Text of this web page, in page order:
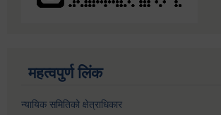
महत्वपुर्ण लिंक
न्यायिक समितिको क्षेत्राधिकार